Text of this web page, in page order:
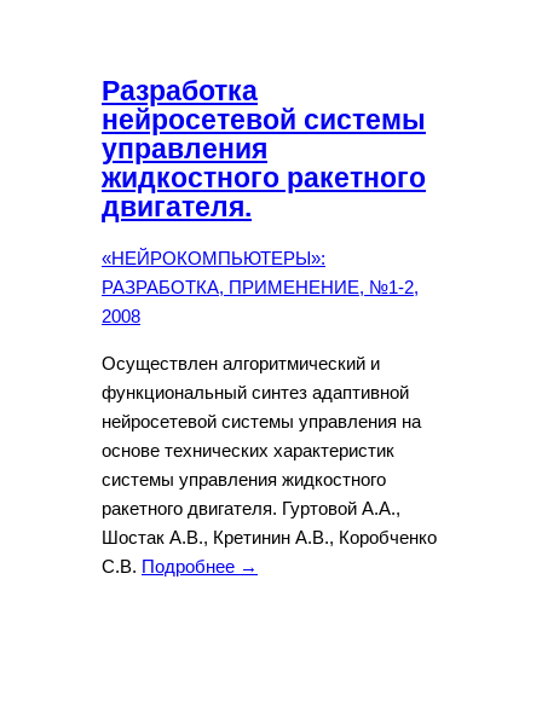
Разработка
нейросетевой системы
управления
жидкостного ракетного
двигателя.
«НЕЙРОКОМПЬЮТЕРЫ»:
РАЗРАБОТКА, ПРИМЕНЕНИЕ, №1-2,
2008
Осуществлен алгоритмический и
функциональный синтез адаптивной
нейросетевой системы управления на
основе технических характеристик
системы управления жидкостного
ракетного двигателя. Гуртовой А.А.,
Шостак А.В., Кретинин А.В., Коробченко
С.В. Подробнее →